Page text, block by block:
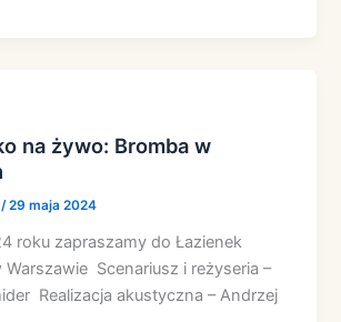
na żywo: Bromba w
/29 maja 2024
roku zapraszamy do Łazienek
Scenariusz i reżyseria –
Realizacja akustyczna – Andrzej